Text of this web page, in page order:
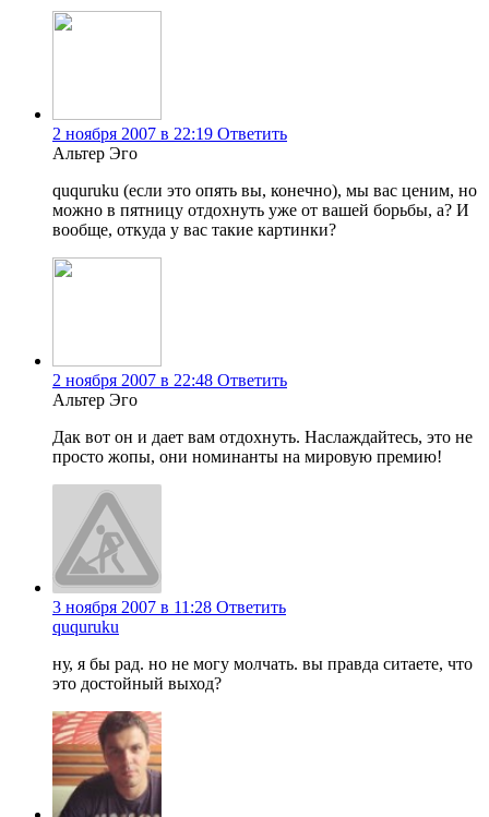
2 ноября 2007 в 22:19 Ответить
Альтер Эго
ququruku (если это опять вы, конечно), мы вас ценим, но
можно в пятницу отдохнуть уже от вашей борьбы, а? И
вообще, откуда у вас такие картинки?
2 ноября 2007 в 22:48 Ответить
Альтер Эго
Дак вот он и дает вам отдохнуть. Наслаждайтесь, это не
просто жопы, они номинанты на мировую премию!
3 ноября 2007 в 11:28 Ответить
ququruku
ну, я бы рад. но не могу молчать. вы правда ситаете, что
это достойный выход?